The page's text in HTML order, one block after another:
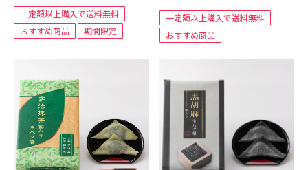
一定額以上購入で送料無料
おすすめ商品
期間限定
一定額以上購入で送料無料
おすすめ商品